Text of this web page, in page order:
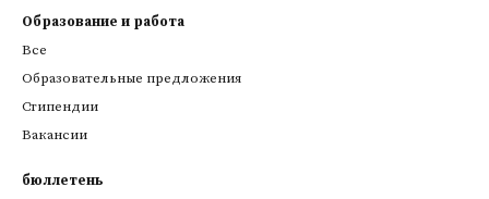
Образование и работа
Все
Образовательные предложения
Стипендии
Вакансии
бюллетень